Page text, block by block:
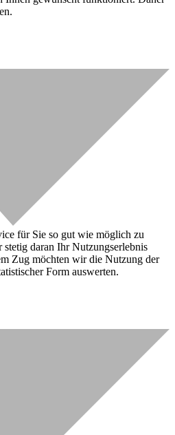
für Sie so gut wie möglich zu
daran Ihr Nutzungserlebnis
Zug möchten wir die Nutzung der
Form auswerten.